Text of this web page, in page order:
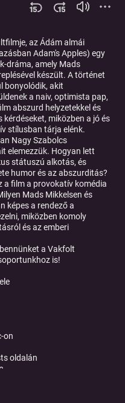
azÁdám almái
Adam's Apples) egy
dráma, amely Mads
készült. A történet
bonyolódik, akit
a naiv, optimista pap,
abszurd helyzetekkel és
miközben a jó és
stílusban tárja elénk.
Nagy Szabolcs
elemezzük. Hogyan lett
státuszú alkotás, és
humor és az abszurditás?
a film a provokatív komédia
Mads Mikkelsen és
képes a rendező a
miközben komoly
és az emberi
a Vakfolt
is!
on
oldalán